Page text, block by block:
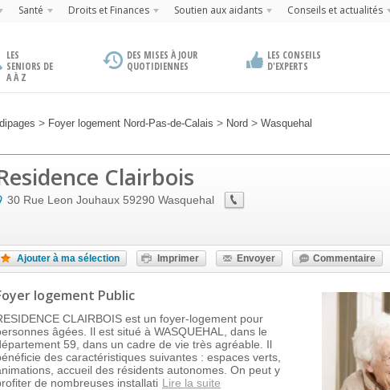
Santé Droits et Finances Soutien aux aidants Conseils et actualités
LES
SENIORS DE
A À Z
DES MISES À JOUR
QUOTIDIENNES
LES CONSEILS
D'EXPERTS
> Foyer logement Nord-Pas-de-Calais > Nord > Wasquehal
Clairbois
30 Rue Leon Jouhaux 59290 Wasquehal
Ajouter à ma sélection Imprimer Envoyer Commentaire
logement Public
CLAIRBOIS est un foyer-logement pour
âgées. Il est situé à WASQUEHAL, dans le
59, dans un cadre de vie très agréable. Il
des caractéristiques suivantes : espaces verts,
accueil des résidents autonomes. On peut y
de nombreuses installati Lire la suite